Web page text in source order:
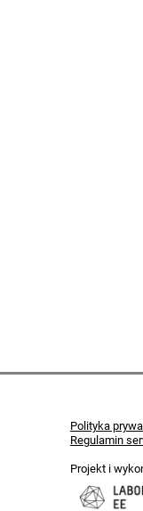
Polityka
Regulamin
Projekt i